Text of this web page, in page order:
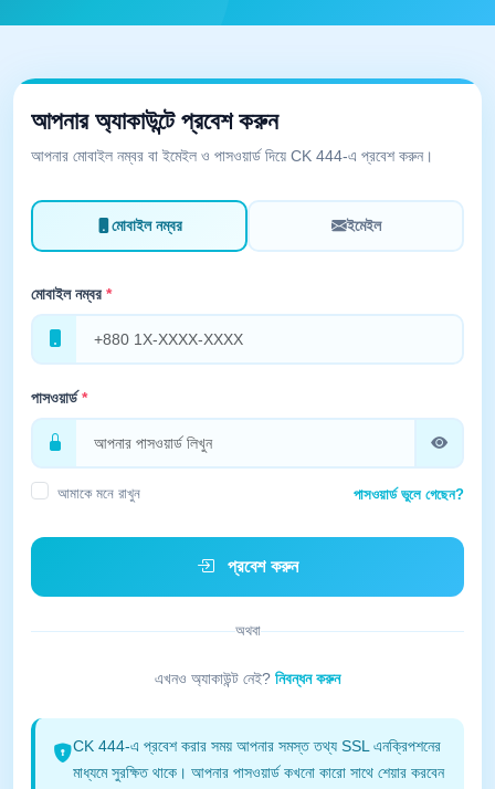
আপনার অ্যাকাউন্টে প্রবেশ করুন
আপনার মোবাইল নম্বর বা ইমেইল ও পাসওয়ার্ড দিয়ে CK 444-এ প্রবেশ করুন।
মোবাইল নম্বর ইমেইল
মোবাইল নম্বর *
পাসওয়ার্ড*
আমাকে মনে রাখুন পাসওয়ার্ড ভুলে গেছেন?
প্রবেশ করুন
অথবা
এখনও অ্যাকাউন্ট নেই? নিবন্ধন করুন
CK 444-এ প্রবেশ করার সময় আপনার সমস্ত তথ্য SSL এনক্রিপশনের
মাধ্যমে সুরক্ষিত থাকে। আপনার পাসওয়ার্ড কখনো কারো সাথে শেয়ার করবেন